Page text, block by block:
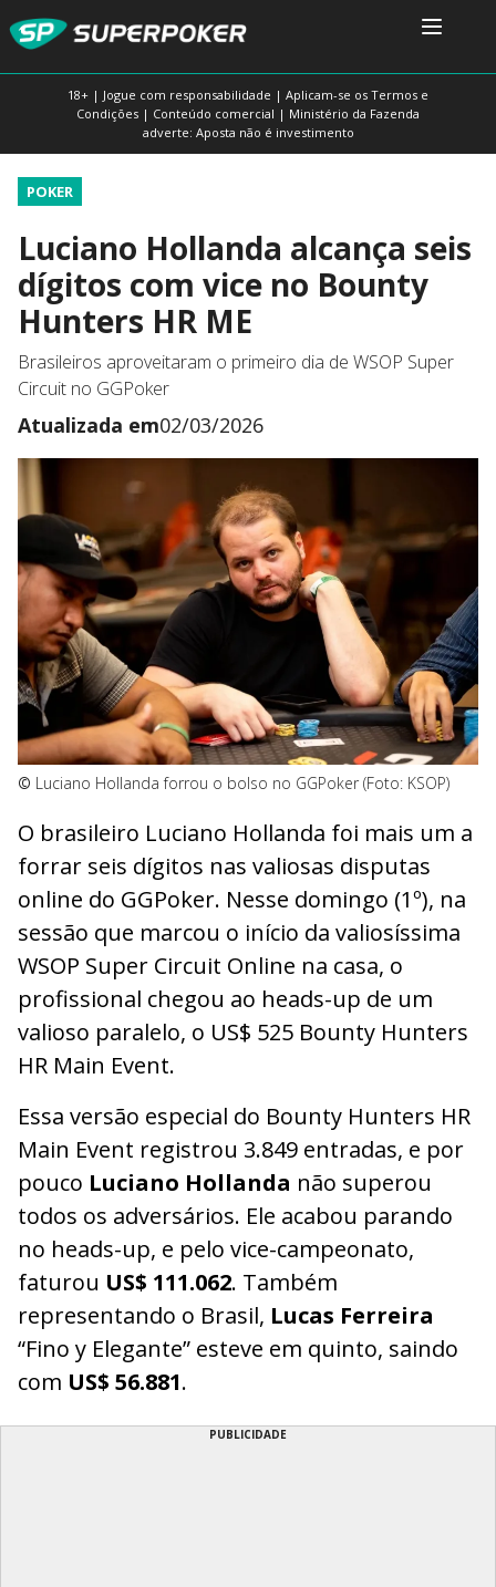
18+ | Jogue com responsabilidade | Aplicam-se os Termos e
Condições | Conteúdo comercial | Ministério da Fazenda
adverte: Aposta não é investimento
POKER
Luciano Hollanda alcança seis
dígitos com vice no Bounty
Hunters HR ME
Brasileiros aproveitaram o primeiro dia de WSOP Super
Circuit no GGPoker
Atualizada em02/03/2026
© Luciano Hollanda forrou o bolso no GGPoker (Foto: KSOP)
O brasileiro Luciano Hollanda foi mais um a
forrar seis dígitos nas valiosas disputas
online do GGPoker. Nesse domingo (1º), na
sessão que marcou o início da valiosíssima
WSOP Super Circuit Online na casa, o
profissional chegou ao heads-up de um
valioso paralelo, o US$ 525 Bounty Hunters
HR Main Event.
Essa versão especial do Bounty Hunters HR
Main Event registrou 3.849 entradas, e por
pouco Luciano Hollanda não superou
todos os adversários. Ele acabou parando
no heads-up, e pelo vice-campeonato,
faturou US$ 111.062. Também
representando o Brasil, Lucas Ferreira
“Fino y Elegante” esteve em quinto, saindo
com US$ 56.881.
PUBLICIDADE